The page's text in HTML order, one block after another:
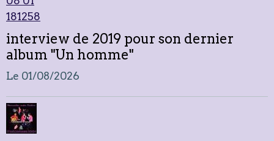
interview de 2019 pour son dernier
album "Un homme"
Le 01/08/2026